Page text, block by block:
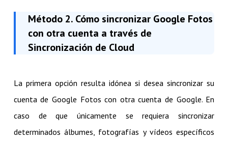
Método 2. Cómo sincronizar Google Fotos
con otra cuenta a través de
Sincronización de Cloud
La primera opción resulta idónea si desea sincronizar su
cuenta de Google Fotos con otra cuenta de Google. En
caso de que únicamente se requiera sincronizar
determinados álbumes, fotografías y vídeos específicos